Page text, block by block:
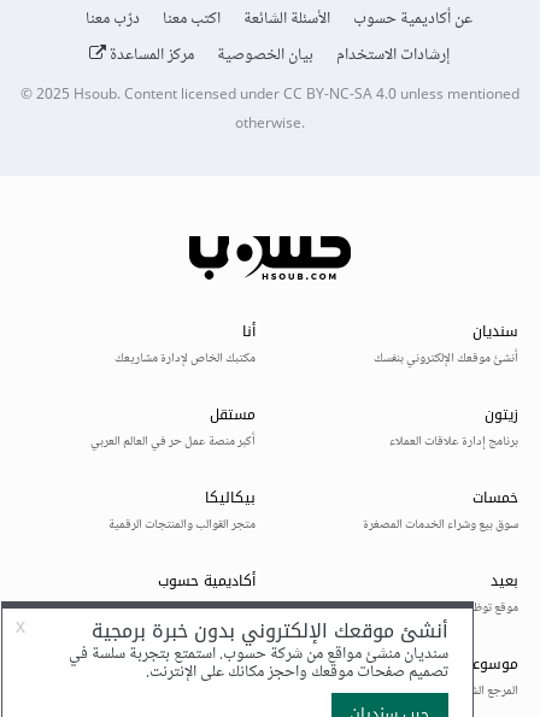
عن أكاديمية حسوب الأسئلة الشائعة اكتب معنا
درّب معنا
إرشادات الاستخدام
بيان الخصوصية مركز المساعدة
© 2025Hsoub.Content licensed underCC BY-NC-SA 4.0unless mentioned
otherwise.